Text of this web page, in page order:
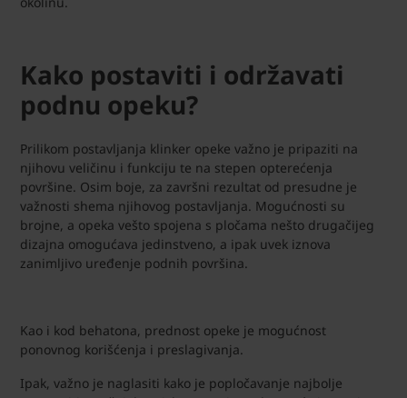
Kako postaviti i održavati
podnu opeku?
Prilikom postavljanja klinker opeke važno je pripaziti na
njihovu veličinu i funkciju te na stepen opterećenja
površine. Osim boje, za završni rezultat od presudne je
važnosti shema njihovog postavljanja. Mogućnosti su
brojne, a opeka vešto spojena s pločama nešto drugačijeg
dizajna omogućava jedinstveno, a ipak uvek iznova
zanimljivo uređenje podnih površina.
Kao i kod behatona, prednost opeke je mogućnost
ponovnog korišćenja i preslagivanja.
Ipak, važno je naglasiti kako je popločavanje najbolje